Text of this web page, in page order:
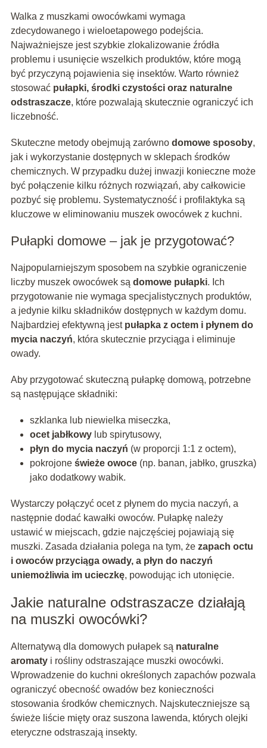
Walka z muszkami owocówkami wymaga
zdecydowanego i wieloetapowego podejścia.
Najważniejsze jest szybkie zlokalizowanie źródła
problemu i usunięcie wszelkich produktów, które mogą
być przyczyną pojawienia się insektów. Warto również
stosować pułapki, środki czystości oraz naturalne
odstraszacze, które pozwalają skutecznie ograniczyć ich
liczebność.
Skuteczne metody obejmują zarówno domowe sposoby,
jak i wykorzystanie dostępnych w sklepach środków
chemicznych. W przypadku dużej inwazji konieczne może
być połączenie kilku różnych rozwiązań, aby całkowicie
pozbyć się problemu. Systematyczność i profilaktyka są
kluczowe w eliminowaniu muszek owocówek z kuchni.
Pułapki domowe – jak je przygotować?
Najpopularniejszym sposobem na szybkie ograniczenie
liczby muszek owocówek są domowe pułapki. Ich
przygotowanie nie wymaga specjalistycznych produktów,
a jedynie kilku składników dostępnych w każdym domu.
Najbardziej efektywną jest pułapka z octem i płynem do
mycia naczyń, która skutecznie przyciąga i eliminuje
owady.
Aby przygotować skuteczną pułapkę domową, potrzebne
są następujące składniki:
szklanka lub niewielka miseczka,
ocet jabłkowylub spirytusowy,
płyn do mycia naczyń (w proporcji 1:1 z octem),
pokrojone świeże owoce(np. banan, jabłko, gruszka)
jako dodatkowy wabik.
Wystarczy połączyć ocet z płynem do mycia naczyń, a
następnie dodać kawałki owoców. Pułapkę należy
ustawić w miejscach, gdzie najczęściej pojawiają się
muszki. Zasada działania polega na tym, że zapach octu
i owoców przyciąga owady, a płyn do naczyń
uniemożliwia im ucieczkę, powodując ich utonięcie.
Jakie naturalne odstraszacze działają
na muszki owocówki?
Alternatywą dla domowych pułapek są naturalne
aromatyi rośliny odstraszające muszki owocówki.
Wprowadzenie do kuchni określonych zapachów pozwala
ograniczyć obecność owadów bez konieczności
stosowania środków chemicznych. Najskuteczniejsze są
świeże liście mięty oraz suszona lawenda, których olejki
eteryczne odstraszają insekty.